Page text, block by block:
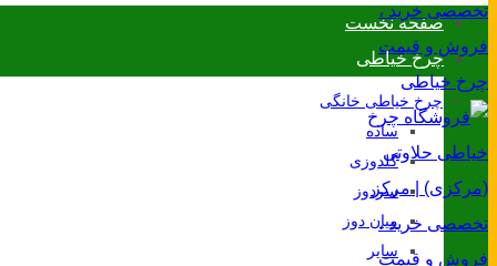
صفحه نخست
چرخ خیاطی
چرخ خیاطی خانگی
ساده
گلدوزی
سردوز
میان دوز
سایر